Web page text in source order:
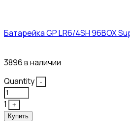
Батарейка GP LR6/4SH 96BOX
3896 в наличии
Quantity
-
1
+
Купить